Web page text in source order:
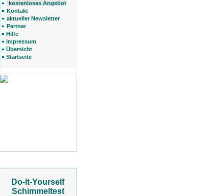
kostenloses Angebot
Kontakt
aktueller Newsletter
Partner
Hilfe
Impressum
Übersicht
Startseite
Do-It-Yourself
Schimmeltest